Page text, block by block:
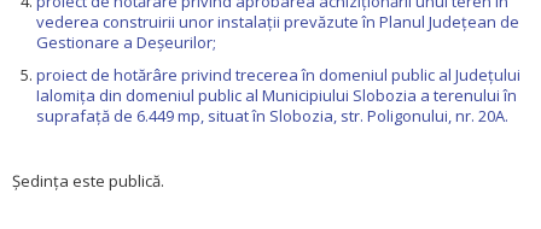
vederea construirii unor instalații prevăzute în Planul Județean de
Gestionare a Deșeurilor;
proiect de hotărâre privind trecerea în domeniul public al Județului
Ialomița din domeniul public al Municipiului Slobozia a terenului în
suprafață de 6.449 mp, situat în Slobozia, str. Poligonului, nr. 20A.
Ședința este publică.